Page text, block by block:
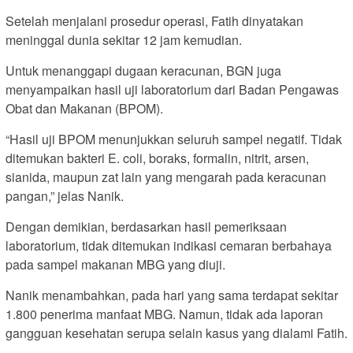
Setelah menjalani prosedur operasi, Fatih dinyatakan
meninggal dunia sekitar 12 jam kemudian.
Untuk menanggapi dugaan keracunan, BGN juga
menyampaikan hasil uji laboratorium dari Badan Pengawas
Obat dan Makanan (BPOM).
“Hasil uji BPOM menunjukkan seluruh sampel negatif. Tidak
ditemukan bakteri E. coli, boraks, formalin, nitrit, arsen,
sianida, maupun zat lain yang mengarah pada keracunan
pangan,” jelas Nanik.
Dengan demikian, berdasarkan hasil pemeriksaan
laboratorium, tidak ditemukan indikasi cemaran berbahaya
pada sampel makanan MBG yang diuji.
Nanik menambahkan, pada hari yang sama terdapat sekitar
1.800 penerima manfaat MBG. Namun, tidak ada laporan
gangguan kesehatan serupa selain kasus yang dialami Fatih.